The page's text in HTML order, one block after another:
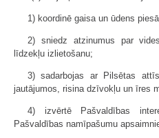
1) koordinē gaisa un ūdens
2) sniedz atzinumus par
līdzekļu izlietošanu;
3) sadarbojas ar Pilsētas
jautājumos, risina dzīvokļu un īres
4) izvērtē Pašvaldības
Pašvaldības nam­īpašumu